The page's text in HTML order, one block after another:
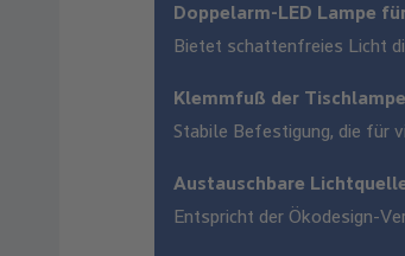
Doppelarm-LED Lampe
Bietet schattenfreies Licht
Klemmfuß der
Stabile Befestigung, die für
Austauschbare
Entspricht der Ökodesign-